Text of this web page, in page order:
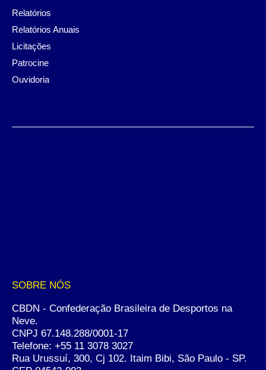
Relatórios
Relatórios Anuais
Licitações
Patrocine
Ouvidoria
SOBRE NÓS
CBDN - Confederação Brasileira de Desportos na
Neve.
CNPJ 67.148.288/0001-17
Telefone: +55 11 3078 3027
Rua Urussuí, 300, Cj 102. Itaim Bibi, São Paulo - SP.